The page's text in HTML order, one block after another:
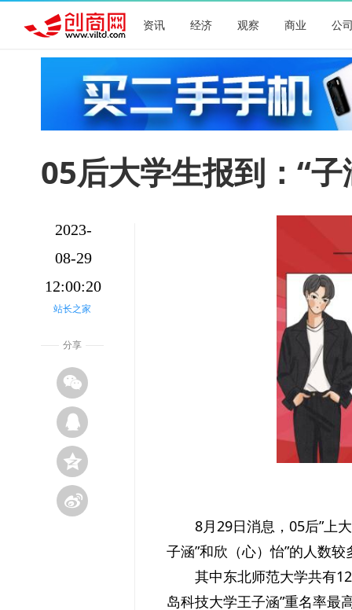
资讯 经济 观察 商业 公
05后大学生报到：“
2023-
08-29
12:00:20
站长之家
分享
8月29日消息，05后”上
子涵”和欣（心）怡”的人数较
其中东北师范大学共有
岛科技大学王子涵”重名率最